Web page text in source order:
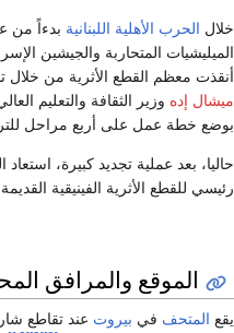
خلال الحرب الأهلية اللبنانية بدءاً من
الميليشيات المتحاربة والجيشين
أنقذت معظم القطع الأثرية من خلال
ميشال إده
بوضع خطة عمل على أربع مراحل
حاليا، بعد عملية تجديد كبيرة،
رئيسي للقطع الأثرية الفينيقية القديمة.
الموقع والمرافق
يقع المتحف في بيروت عند تقاطع